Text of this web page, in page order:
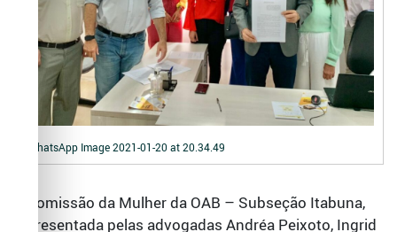
WhatsApp Image 2021-01-20 at 20.34.49
A Comissão da Mulher da OAB – Subseção Itabuna,
representada pelas advogadas Andréa Peixoto, Ingrid